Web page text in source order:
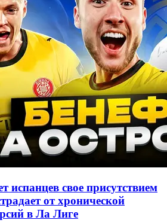
испанцев свое присутствием
от хронической
в Ла Лиге